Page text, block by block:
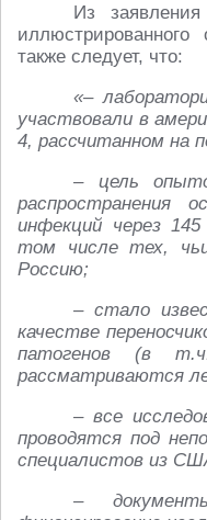
Из
также следует, что:
«–
участвовали в
4, рассчитанном на
– цель
распространения
инфекций через
том числе тех,
Россию;
– стало
качестве
патогенов (в
рассматриваются
– все
проводятся под
специалистов из
–